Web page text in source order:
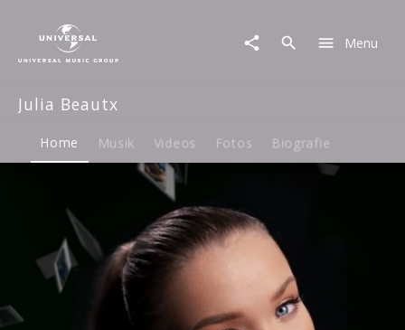
Musik
Merch
Menu
Julia Beautx
Home Musik Videos Fotos Biografie